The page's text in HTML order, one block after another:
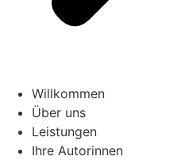
Willkommen
Über uns
Leistungen
Ihre Autorinnen